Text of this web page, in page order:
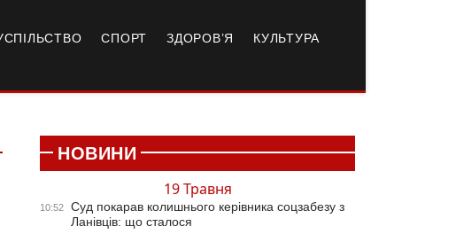
СПОРТ ЗДОРОВ’Я КУЛЬТУРА
НОВИНИ
19 Травня
10:52
Суд покарав колишнього керівника соцзабезу з
Ланівців: що сталося